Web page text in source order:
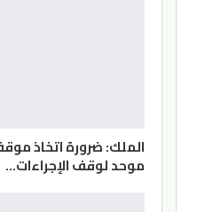
الملك: ضرورة اتخاذ
موحد لوقف الإجراءات…